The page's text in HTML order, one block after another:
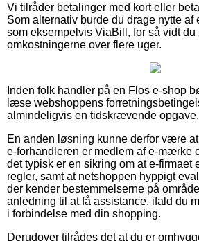
Vi tilråder betalinger med kort eller
Som alternativ burde du drage nytte af
som eksempelvis ViaBill, for så vidt
omkostningerne over flere uger.
Inden folk handler på en Flos e-shop
læse webshoppens
almindeligvis en tidskrævende opgave.
En anden løsning kunne derfor være
e-forhandleren er medlem af e-mærke
det typisk er en sikring om at e-firmaet
regler, samt at netshoppen hyppigt
der kender bestemmelserne på
anledning til at få assistance, ifald du
i forbindelse med din shopping.
Derudover tilrådes det at du er